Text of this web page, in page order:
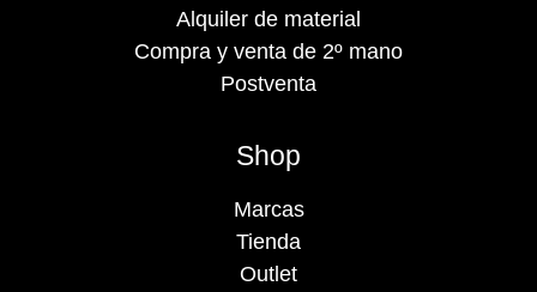
Alquiler de material
Compra y venta de 2º mano
Postventa
Shop
Marcas
Tienda
Outlet